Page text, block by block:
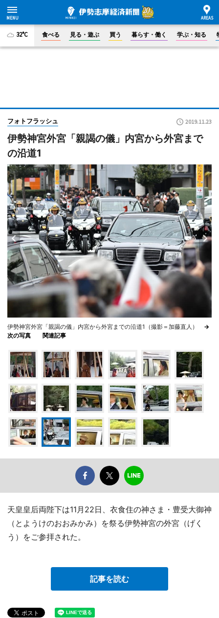
32°C 食べる 見る・遊ぶ 買う 暮らす・働く 学ぶ・知る
フォトフラッシュ 2019.11.23
伊勢神宮外宮「親謁の儀」内宮から外宮まで
の沿道1
伊勢神宮外宮「親謁の儀」内宮から外宮までの沿道1（撮影＝加藤直人） →
次の写真
関連記事
天皇皇后両陛下は11月22日、衣食住の神さま・豊受大御神
（とようけのおおみかみ）を祭る伊勢神宮の外宮（げく
う）をご参拝された。
記事を読む